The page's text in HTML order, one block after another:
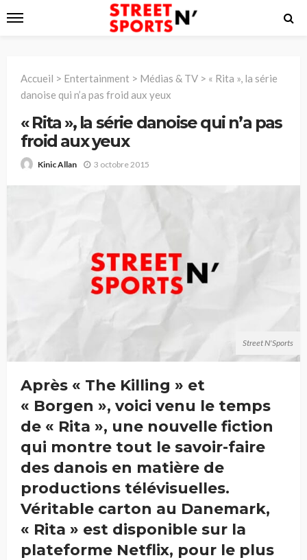
Accueil > Entertainment > Médias & TV > « Rita », la série
danoise qui n’a pas froid aux yeux
« Rita », la série danoise qui n’a pas
froid aux yeux
Kinic Allan 3 octobre 2015
Street N'Sports
Après « The Killing » et
« Borgen », voici venu le temps
de « Rita », une nouvelle fiction
qui montre tout le savoir-faire
des danois en matière de
productions télévisuelles.
Véritable carton au Danemark,
« Rita » est disponible sur la
plateforme Netflix, pour le plus